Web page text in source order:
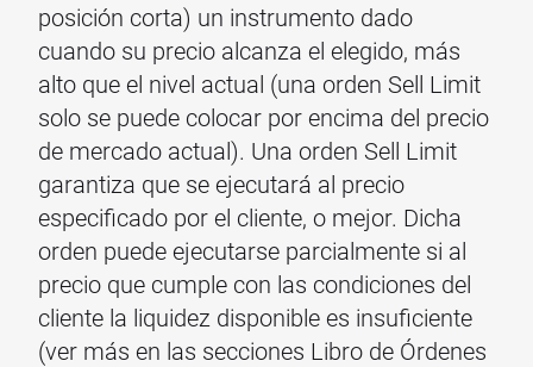
posición corta) un instrumento dado
cuando su precio alcanza el elegido, más
alto que el nivel actual (una orden Sell Limit
solo se puede colocar por encima del precio
de mercado actual). Una orden Sell Limit
garantiza que se ejecutará al precio
especificado por el cliente, o mejor. Dicha
orden puede ejecutarse parcialmente si al
precio que cumple con las condiciones del
cliente la liquidez disponible es insuficiente
(ver más en las secciones Libro de Órdenes